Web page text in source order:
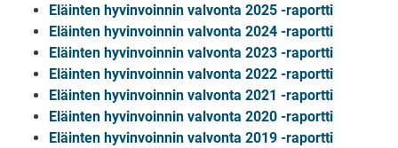
Eläinten hyvinvoinnin valvonta 2025 -raportti
Eläinten hyvinvoinnin valvonta 2024 -raportti
Eläinten hyvinvoinnin valvonta 2023 -raportti
Eläinten hyvinvoinnin valvonta 2022 -raportti
Eläinten hyvinvoinnin valvonta 2021 -raportti
Eläinten hyvinvoinnin valvonta 2020 -raportti
Eläinten hyvinvoinnin valvonta 2019 -raportti